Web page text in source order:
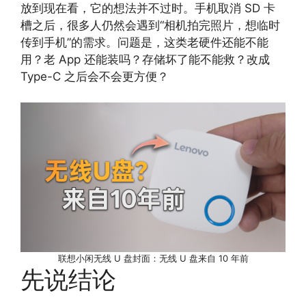
放到现在看，它的想法并不过时。手机取消 SD 卡
槽之后，很多人仍然会遇到“相机拍完照片，想临时
传到手机”的需求。问题是，这类老硬件还能不能
用？老 App 还能装吗？存储坏了能不能救？改成
Type-C 之后会不会更方便？
联想小闲无线 U 盘封面：无线 U 盘来自 10 年前
先说结论